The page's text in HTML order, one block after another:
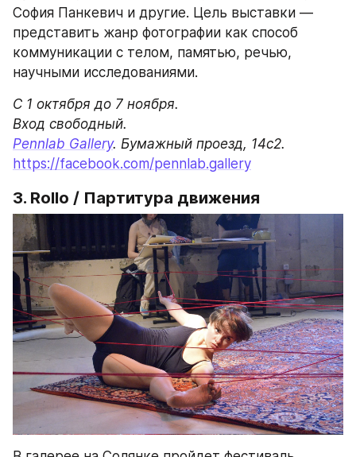
София Панкевич и другие. Цель выставки —
представить жанр фотографии как способ
коммуникации с телом, памятью, речью,
научными исследованиями.
С 1 октября до 7 ноября.
Pennlab Gallery
https://facebook.com/pennlab.gallery
3. Rollo / Партитура движения